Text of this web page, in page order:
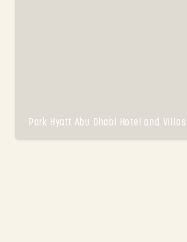
Park Hyatt Abu Dhabi Hotel and Villas